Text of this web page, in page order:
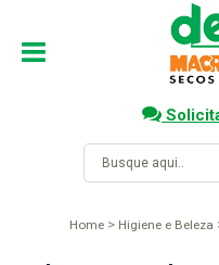
Home Higiene e Beleza